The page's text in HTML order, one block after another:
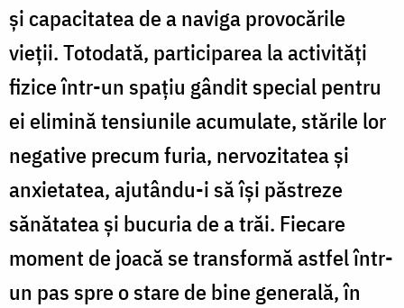
și capacitatea de a naviga provocările
vieții. Totodată, participarea la activități
fizice într-un spațiu gândit special pentru
ei elimină tensiunile acumulate, stările lor
negative precum furia, nervozitatea și
anxietatea, ajutându-i să își păstreze
sănătatea și bucuria de a trăi. Fiecare
moment de joacă se transformă astfel într-
un pas spre o stare de bine generală, în